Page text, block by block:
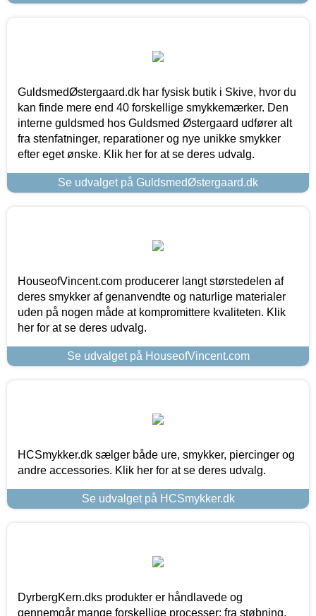
GuldsmedØstergaard.dk har fysisk butik i Skive, hvor du
kan finde mere end 40 forskellige smykkemærker. Den
interne guldsmed hos Guldsmed Østergaard udfører alt
fra stenfatninger, reparationer og nye unikke smykker
efter eget ønske. Klik her for at se deres udvalg.
Se udvalget på GuldsmedØstergaard.dk
HouseofVincent.com producerer langt størstedelen af
deres smykker af genanvendte og naturlige materialer
uden på nogen måde at kompromittere kvaliteten. Klik
her for at se deres udvalg.
Se udvalget på HouseofVincent.com
HCSmykker.dk sælger både ure, smykker, piercinger og
andre accessories. Klik her for at se deres udvalg.
Se udvalget på HCSmykker.dk
DyrbergKern.dks produkter er håndlavede og
gennemgår mange forskellige processer: fra støbning,